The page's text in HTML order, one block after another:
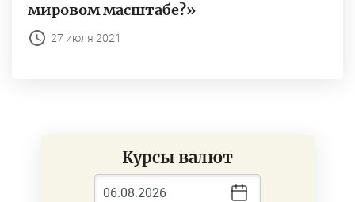
мировом масштабе?»
27 июля 2021
Курсы валют